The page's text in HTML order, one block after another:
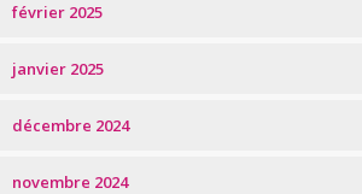
février 2025
janvier 2025
décembre 2024
novembre 2024